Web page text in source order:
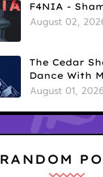
F4NIA -
August 02,
The Cedar
Dance With
August 01,
RANDOM